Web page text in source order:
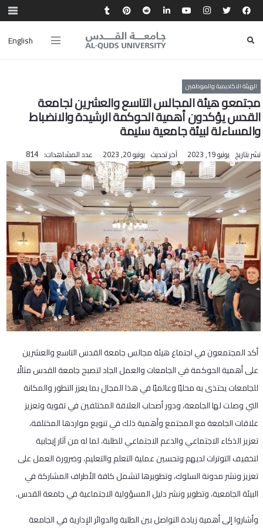
English
الهيئة الاكاديمية والموظفين
مجتمعو هيئة المجالس التاسع والعشرين لجامعة
القدس يؤكدون أهمية الحوكمة الرشيدة والانضباط
والمساءلة لبيئة جامعية سليمة
نشر بتاريخ يونيو 19, 2023 آخر تحديث يونيو 20, 2023 عدد المشاهدات: 814
أكد المجتمعون في اجتماع هيئة مجالس جامعة القدس التاسع والعشرين
على أهمية الحوكمة في الجامعات والعمل الجاد لتصبح جامعة القدس مثالًا
للجامعات يحتذى به محليًا وعالميًا في هذا المجال بما يعزز التطور والمكانة
التي وصلت لها الجامعة، ودور أصحاب العلاقة المختلفين في تقوية وتعزيز
علاقات الجامعة مع المجتمع وأهمية ذلك في تنويع مواردها المختلفة،
تعزيز الذكاء الاجتماعي والدعم الاجتماعي للطلبة، لما له من آثار إيجابية
لتخفيف التوترات لديهم وتحسين عملية التعلم والتعليم، وضرورة العمل على
تعزيز ونشر مدونة السلوك، وتطويرها لتشمل كافة الأطراف المشاركة في
البيئة الجامعية، وتطوير ونشر دليل المسؤولية الاجتماعية في جامعة القدس.
وأشاروا إلى أهمية زيادة التواصل بين الطلبة والدوائر الإدارية في الجامعة